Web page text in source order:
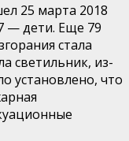
25 марта 2018
— дети. Еще 79
стала
светильник, из-
установлено, что